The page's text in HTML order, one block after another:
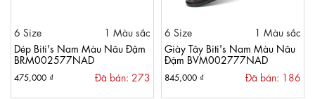
6 Size
1 Màu sắc
Dép Biti's Nam Màu Nâu Đậm
BRM002577NAD
475,000 ₫ Đã bán: 273
6 Size
1 Màu sắc
Giày Tây Biti's Nam Màu Nâu
Đậm BVM002777NAD
845,000 ₫ Đã bán: 186